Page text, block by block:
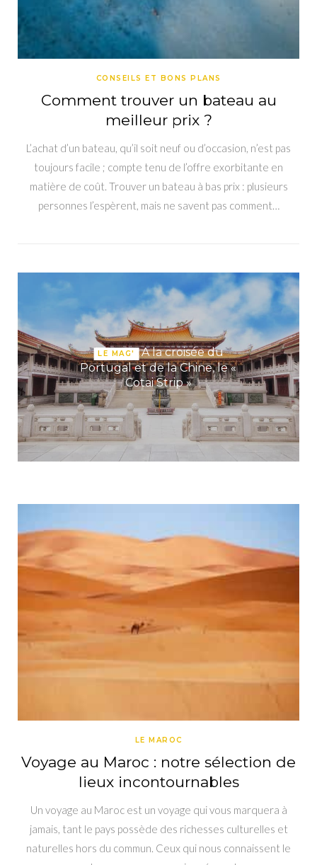
CONSEILS ET BONS PLANS
Comment trouver un bateau au
meilleur prix ?
L’achat d’un bateau, qu’il soit neuf ou d’occasion, n’est pas
toujours facile ; compte tenu de l’offre exorbitante en
matière de coût. Trouver un bateau à bas prix : plusieurs
personnes l’espèrent, mais ne savent pas comment…
LE MAG'
A la croisée du
Portugal et de la Chine, le «
Cotai Strip »
LE MAROC
Voyage au Maroc : notre sélection de
lieux incontournables
Un voyage au Maroc est un voyage qui vous marquera à
jamais, tant le pays possède des richesses culturelles et
naturelles hors du commun. Ceux qui nous connaissent le